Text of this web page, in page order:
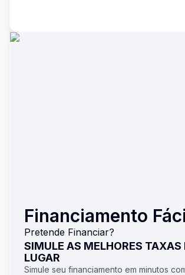
Financiamento
Pretende Financiar?
SIMULE AS MELHORES TAXAS
LUGAR
Simule seu financiamento em minutos